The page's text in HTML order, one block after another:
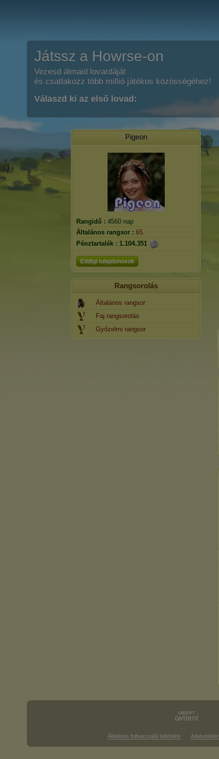
Játssz a Howrse-on
Vezesd álmaid lovardáját
és csatlakozz több millió játékos közösségéhez!
Válaszd ki az első lovad:
Pigeon
Rangidő : 4560 nap
Általános rangsor : 65.
Pénztartalék : 1.104.351
Eddigi tulajdonosok
Rangsorolás
Általános rangsor
Faj rangsorolás
Győzelmi rangsor
Általános felhasználói feltételek